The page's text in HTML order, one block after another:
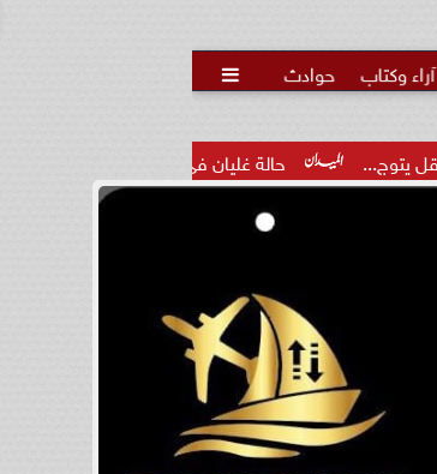
آراء وكتاب حوادث 
حالة غليان في نادي الشيخ زايد: اتهامات للجنة المؤقتة بـ...